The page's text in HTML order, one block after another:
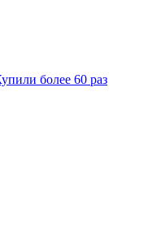
более 60 раз